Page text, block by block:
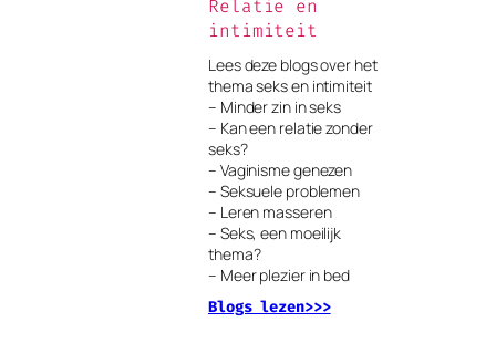
Relatie en
intimiteit
Lees deze blogs over het
thema seks en intimiteit
– Minder zin in seks
– Kan een relatie zonder
seks?
– Vaginisme genezen
– Seksuele problemen
– Leren masseren
– Seks, een moeilijk
thema?
– Meer plezier in bed
Blogs lezen>>>